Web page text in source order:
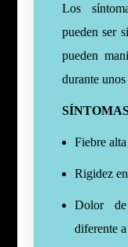
Los
pueden ser
pueden
durante unos
Fiebre
Rigidez
Dolor
diferente